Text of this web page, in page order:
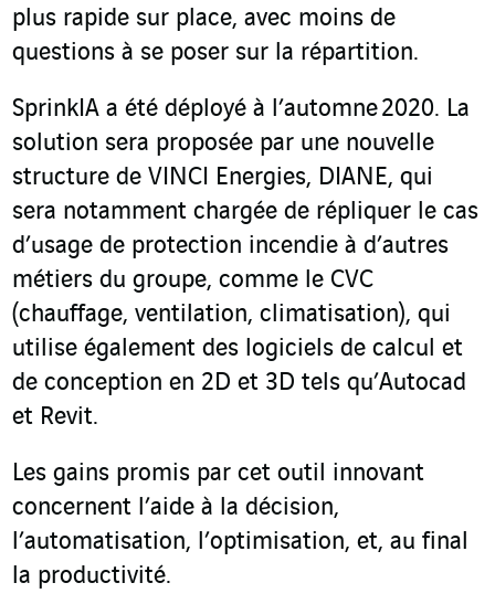
plus rapide sur place, avec moins de
questions à se poser sur la répartition.
SprinkIA a été déployé à l’automne 2020. La
solution sera proposée par une nouvelle
structure de VINCI Energies, DIANE, qui
sera notamment chargée de répliquer le cas
d’usage de protection incendie à d’autres
métiers du groupe, comme le CVC
(chauffage, ventilation, climatisation), qui
utilise également des logiciels de calcul et
de conception en 2D et 3D tels qu’Autocad
et Revit.
Les gains promis par cet outil innovant
concernent l’aide à la décision,
l’automatisation, l’optimisation, et, au final
la productivité.